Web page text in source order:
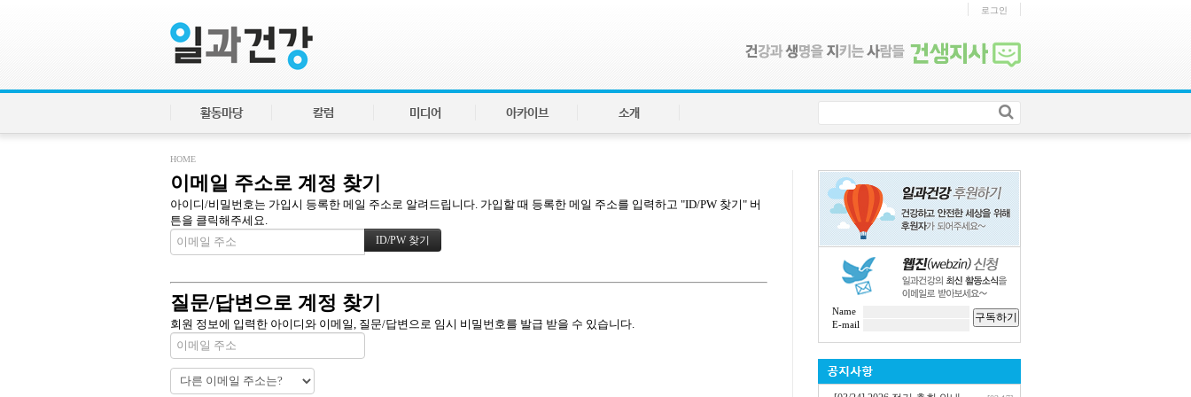
로그인
활동마당 칼럼 미디어 아카이브 소개
HOME
이메일 주소로 계정 찾기
아이디/비밀번호는 가입시 등록한 메일 주소로 알려드립니다. 가입할 때 등록한 메일 주소를 입력하고 "ID/PW 찾기" 버
튼을 클릭해주세요.
질문/답변으로 계정 찾기
회원 정보에 입력한 아이디와 이메일, 질문/답변으로 임시 비밀번호를 발급 받을 수 있습니다.
Name 구독하기
E-mail